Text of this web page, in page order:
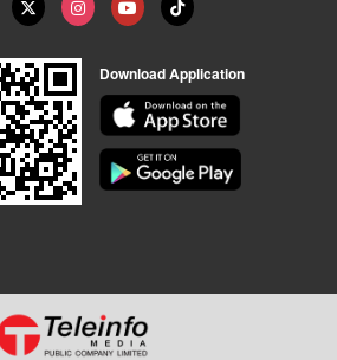
Download Application